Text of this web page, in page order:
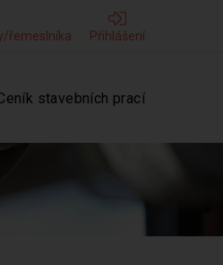
řemeslníka Přihlášení
stavebních prací